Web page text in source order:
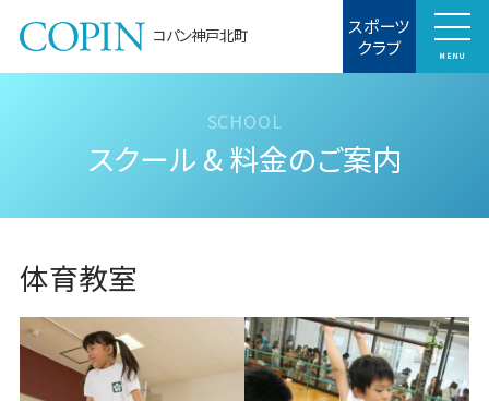
コパン神戸北町 スポーツ
クラブ MENU
スクール & 料金のご案内
体育教室